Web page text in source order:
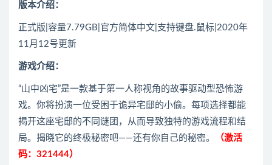
版本介绍：
正式版|容量7.79GB|官方简体中文|支持键盘.鼠标|2020年
11月12号更新
游戏介绍：
“山中凶宅”是一款基于第一人称视角的故事驱动型恐怖游
戏。你将扮演一位受困于诡异宅邸的小偷。每项选择都能
揭开这座宅邸的不同谜团，从而导致独特的游戏流程和结
局。揭晓它的终极秘密吧——还有你自己的秘密。
（激活
码：321444）